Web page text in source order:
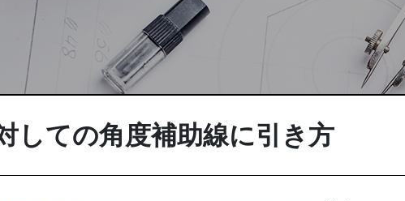
しての角度補助線に引き方